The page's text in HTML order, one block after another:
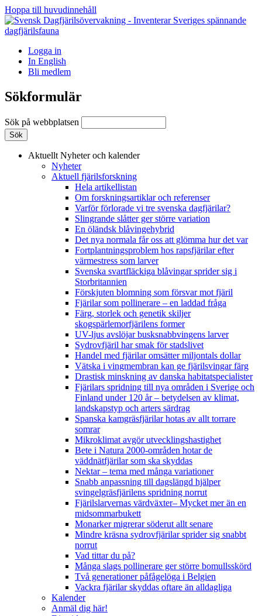
Hoppa till huvudinnehåll
Logga in
In English
Bli medlem
Sökformulär
Sök på webbplatsen
Aktuellt Nyheter och kalender
Nyheter
Aktuell fjärilsforskning
Hela artikellistan
Om forskningsartiklar och referenser
Varför förlorade vi tre svenska dagfjärilar?
Slingrande slåtter ger större variation
En öländsk blåvingehybrid
Det nya normala får oss att glömma hur det var
Fortplantningsproblem hos rapsfjärilar efter
värmestress som larver
Svenska svartfläckiga blåvingar sprider sig i
Storbritannien
Förskjuten blomning som försvar mot fjäril
Fjärilar som pollinerare – en laddad fråga
Färg, storlek och genetik skiljer
skogspärlemorfjärilens former
UV-ljus avslöjar busksnabbvingens larver
Sydrovfjäril har smak för stadslivet
Handel med fjärilar omsätter miljontals dollar
Vätska i vingmembran kan ge fjärilsvingar färg
Drastisk minskning av danska habitatspecialister
Fjärilars spridning till nya områden i Sverige och
Finland under 120 år– betydelsen av klimat,
landskapstyp och arters särdrag
Spanska kamgräsfjärilar hotas av allt torrare
somrar
Mikroklimat avgör utvecklingshastighet
Bete i Natura 2000-områden hotar de
väddnätfjärilar som ska skyddas
Nektar – tema med många variationer
Snabb anpassning till dagslängd hjälper
svingelgräsfjärilens spridning norrut
Fjärilslarvernas värdväxter– Mycket mer än en
midsommarbukett
Monarker migrerar söderut allt senare
Mindre kräsna sydrovfjärilar sprider sig snabbt
norrut
Vad tittar du på?
Många slags pollinerare ger större bomullsskörd
Två generationer påfågelöga i Belgien
Vackra fjärilar skyddas oftare än alldagliga
Kalender
Anmäl dig här!